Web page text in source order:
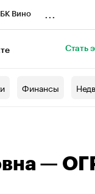
Вино
Стать
Финансы
—